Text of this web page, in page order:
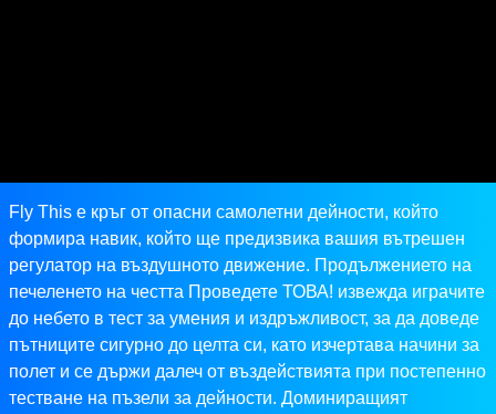
Fly This е кръг от опасни самолетни дейности, който
формира навик, който ще предизвика вашия вътрешен
регулатор на въздушното движение. Продължението на
печеленето на честта Проведете ТОВА! извежда играчите
до небето в тест за умения и издръжливост, за да доведе
пътниците сигурно до целта си, като изчертава начини за
полет и се държи далеч от въздействията при постепенно
тестване на пъзели за дейности. Доминиращият